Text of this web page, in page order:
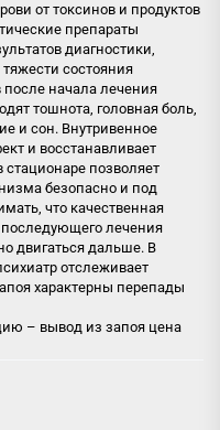
от токсинов и продуктов
препараты
диагностики,
состояния
после начала лечения
тошнота, головная боль,
и сон. Внутривенное
и восстанавливает
позволяет
безопасно и под
что качественная
лечения
двигаться дальше. В
отслеживает
характерны перепады
– вывод из запоя цена